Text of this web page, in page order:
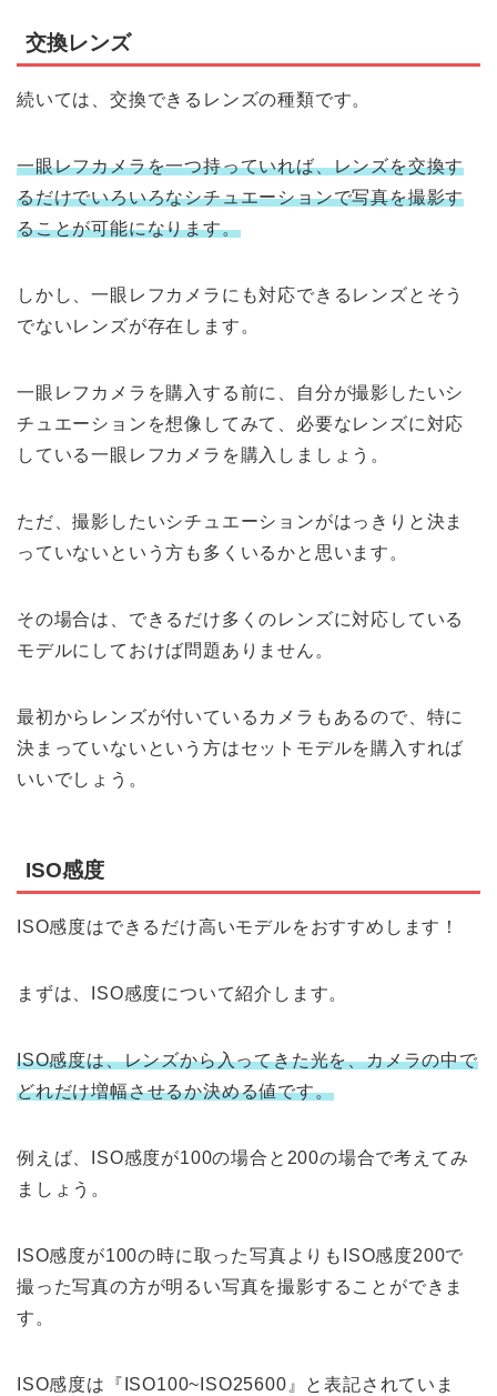
交換レンズ
続いては、交換できるレンズの種類です。
一眼レフカメラを一つ持っていれば、レンズを交換す
るだけでいろいろなシチュエーションで写真を撮影す
ることが可能になります。
しかし、一眼レフカメラにも対応できるレンズとそう
でないレンズが存在します。
一眼レフカメラを購入する前に、自分が撮影したいシ
チュエーションを想像してみて、必要なレンズに対応
している一眼レフカメラを購入しましょう。
ただ、撮影したいシチュエーションがはっきりと決ま
っていないという方も多くいるかと思います。
その場合は、できるだけ多くのレンズに対応している
モデルにしておけば問題ありません。
最初からレンズが付いているカメラもあるので、特に
決まっていないという方はセットモデルを購入すれば
いいでしょう。
ISO感度
ISO感度はできるだけ高いモデルをおすすめします！
まずは、ISO感度について紹介します。
ISO感度は、レンズから入ってきた光を、カメラの中で
どれだけ増幅させるか決める値です。
例えば、ISO感度が100の場合と200の場合で考えてみ
ましょう。
ISO感度が100の時に取った写真よりもISO感度200で
撮った写真の方が明るい写真を撮影することができま
す。
ISO感度は『ISO100~ISO25600』と表記されていま